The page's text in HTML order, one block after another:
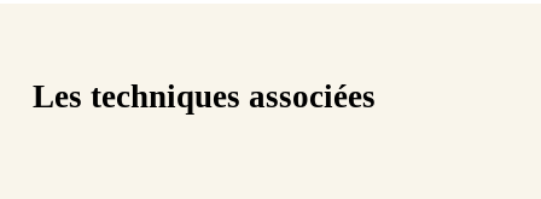
Les techniques associées